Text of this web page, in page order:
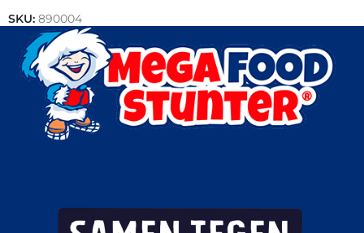
SKU: 890004
Categorieën:Vegetarisch